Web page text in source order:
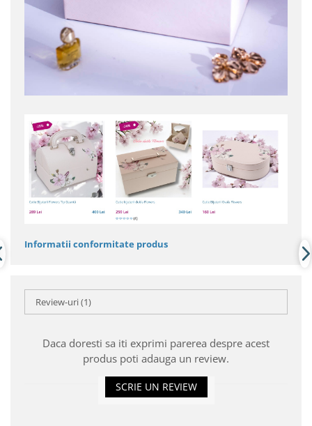
Informatii conformitate produs
Review-uri(1)
Daca doresti sa iti exprimi parerea despre acest
produs poti adauga un review.
SCRIE UN REVIEW